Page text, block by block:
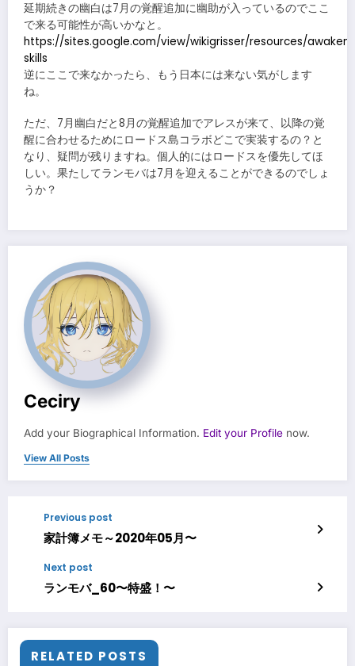
延期続きの幽白は7月の覚醒追加に幽助が入っているのでここ
で来る可能性が高いかなと。
https://sites.google.com/view/wikigrisser/resources/
skills
逆にここで来なかったら、もう日本には来ない気がします
ね。
ただ、7月幽白だと8月の覚醒追加でアレスが来て、以降の覚
醒に合わせるためにロードス島コラボどこで実装するの？と
なり、疑問が残りますね。個人的にはロードスを優先してほ
しい。果たしてランモバは7月を迎えることができるのでしょ
うか？
Ceciry
Add your Biographical Information. Edit your Profile now.
View All Posts
Previous post
家計簿メモ～2020年05月〜
Next post
ランモバ_60〜特盛！〜
RELATED POSTS